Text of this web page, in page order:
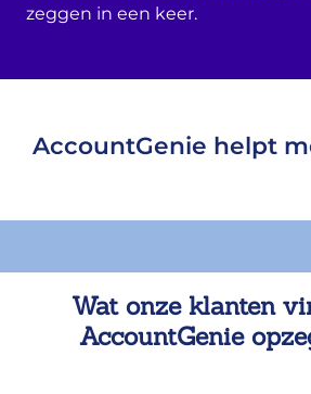
zeggen in een keer.
AccountGenie helpt
Wat onze klanten
AccountGenie